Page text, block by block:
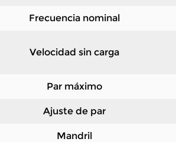
Frecuencia nominal
Velocidad sin carga
Par máximo
Ajuste de par
Mandril